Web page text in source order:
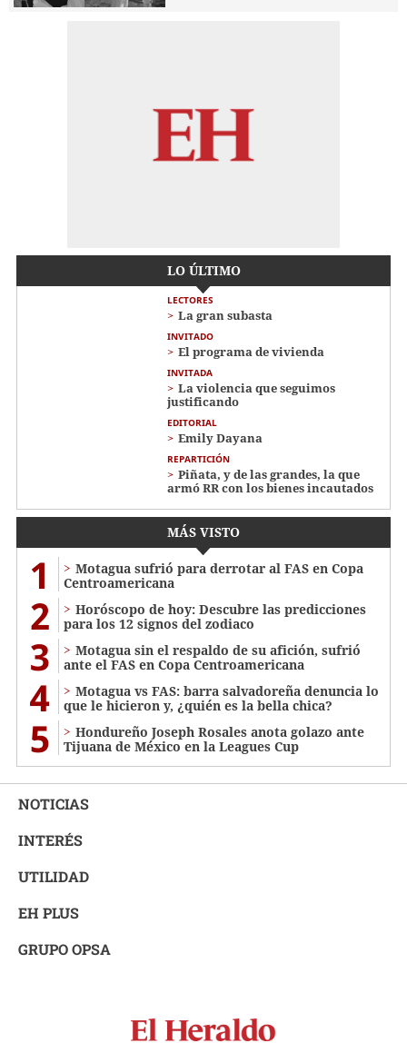
LO ÚLTIMO
LECTORES
La gran subasta
INVITADO
El programa de vivienda
INVITADA
La violencia que seguimos
justificando
EDITORIAL
Emily Dayana
REPARTICIÓN
Piñata, y de las grandes, la que
armó RR con los bienes incautados
MÁS VISTO
1
Motagua sufrió para derrotar al FAS en Copa
Centroamericana
2
Horóscopo de hoy: Descubre las predicciones
para los 12 signos del zodiaco
3
Motagua sin el respaldo de su afición, sufrió
ante el FAS en Copa Centroamericana
4
Motagua vs FAS: barra salvadoreña denuncia lo
que le hicieron y, ¿quién es la bella chica?
5
Hondureño Joseph Rosales anota golazo ante
Tijuana de México en la Leagues Cup
NOTICIAS
INTERÉS
UTILIDAD
EH PLUS
GRUPO OPSA